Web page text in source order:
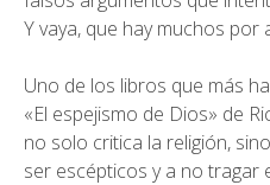
Y vaya, que hay muchos por
Uno de los libros que más
«El espejismo de Dios» de
no solo critica la religión,
ser escépticos y a no